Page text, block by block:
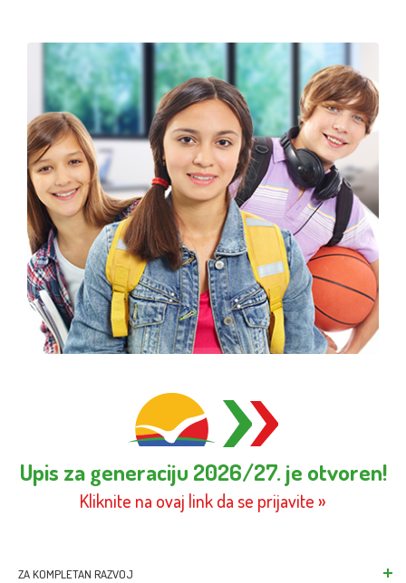
ZA KOMPLETAN RAZVOJ
Upis za generaciju 2026/27. je otvoren!
Kliknite na ovaj link da se prijavite »